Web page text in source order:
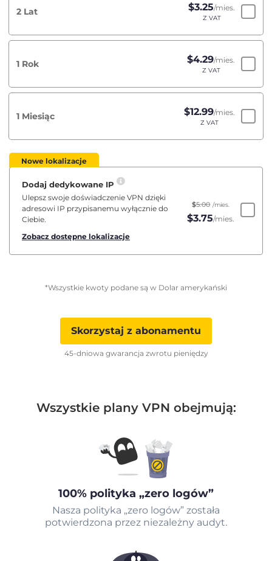
2 Lat $3.25/mies.
Z VAT
1 Rok $4.29/mies.
Z VAT
1 Miesiąc $12.99/mies.
Z VAT
Nowe lokalizacje
Dodaj dedykowane IP
Ulepsz swoje doświadczenie VPN dzięki
adresowi IP przypisanemu wyłącznie do
Ciebie.
Zobacz dostępne lokalizacje
$5.00 /mies.
$3.75/mies.
*Wszystkie kwoty podane są w Dolar amerykański
Skorzystaj z abonamentu
45-dniowa gwarancja zwrotu pieniędzy
Wszystkie plany VPN obejmują:
100% polityka „zero logów”
Nasza polityka „zero logów” została
potwierdzona przez niezależny audyt.